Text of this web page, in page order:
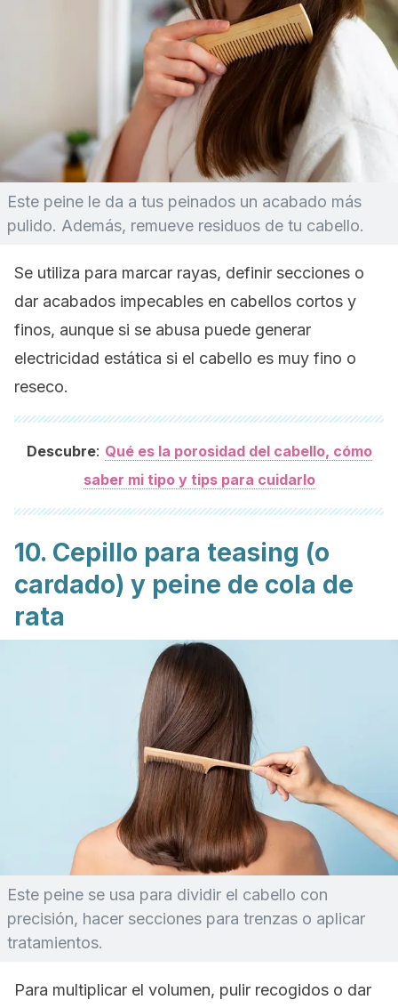
Este peine le da a tus peinados un acabado más
pulido. Además, remueve residuos de tu cabello.
Se utiliza para marcar rayas, definir secciones o
dar acabados impecables en cabellos cortos y
finos, aunque si se abusa puede generar
electricidad estática si el cabello es muy fino o
reseco.
Descubre: Qué es la porosidad del cabello, cómo
saber mi tipo y tips para cuidarlo
10. Cepillo para teasing (o
cardado) y peine de cola de
rata
Este peine se usa para dividir el cabello con
precisión, hacer secciones para trenzas o aplicar
tratamientos.
Para multiplicar el volumen, pulir recogidos o dar